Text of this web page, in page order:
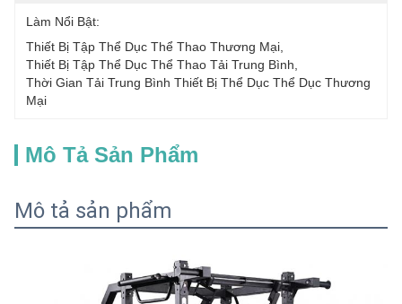
Làm Nổi Bật:
Thiết Bị Tập Thể Dục Thể Thao Thương Mại
Thiết Bị Tập Thể Dục Thể Thao Tải Trung Bình
Thời Gian Tải Trung Bình Thiết Bị Thể Dục Thể Dục Thương
Mại
Mô Tả Sản Phẩm
Mô tả sản phẩm